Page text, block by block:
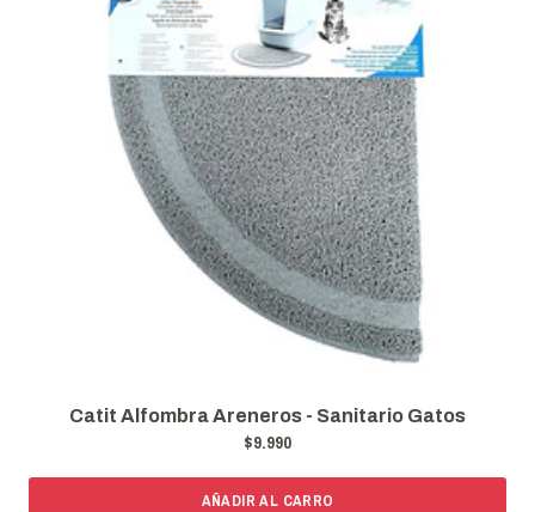
Catit Alfombra Areneros - Sanitario Gatos
$9.990
AÑADIR AL CARRO